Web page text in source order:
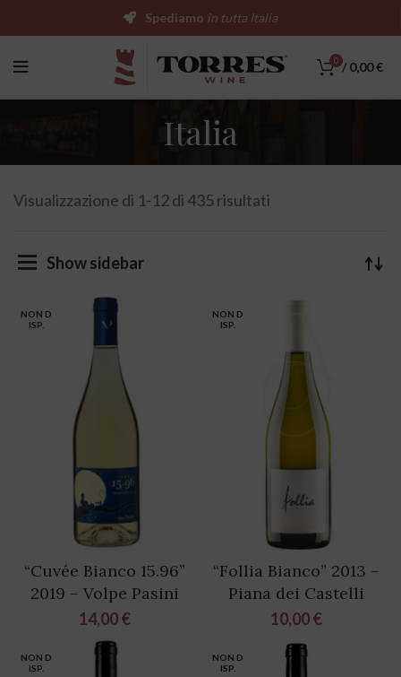
0 / 0,00€
Italia
Visualizzazione di 1-12 di 435 risultati
Show sidebar
NON D
ISP.
“Cuvée Bianco 15.96”
2019 – Volpe Pasini
14,00€
NON D
ISP.
“Follia Bianco” 2013 –
Piana dei Castelli
10,00€
NON D
ISP.
NON D
ISP.
Spediamo in tutta Italia